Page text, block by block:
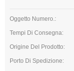
Oggetto Numero.:
Tempi Di Consegna:
Origine Del Prodotto:
Porto Di Spedizione: